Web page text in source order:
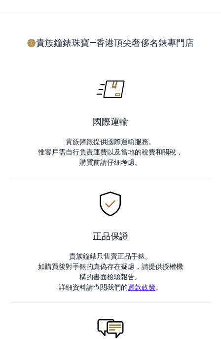
貴族鐘錶珠寶—香港頂尖奢侈名錶專門店
國際運輸
貴族鐘錶提供國際運輸服務。
惟客戶需自行負責運費以及當地的稅費和關稅，
購買前請仔細考慮。
正品保證
貴族鐘錶只售賣正品手錶。
如購買後對手錶的真偽存在疑慮，請提供授權機
構的書面檢驗報告。
詳細資料請查閱我們的退款政策。